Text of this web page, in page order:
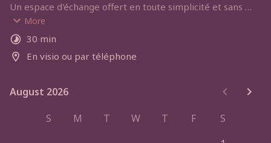
Un espace d'échange offert en toute simplicité et sans
engagement pour faire plus ample connaissance et faire
le point sur où tu en es aujourd'hui et ce que tu
souhaiterais pouvoir changer. Tu recevras les infos utiles
pour la rencontre par mail dès que j'aurais pris
More
30 min
En visio ou par téléphone
August 2026
August 2026
S
M T W T F
S